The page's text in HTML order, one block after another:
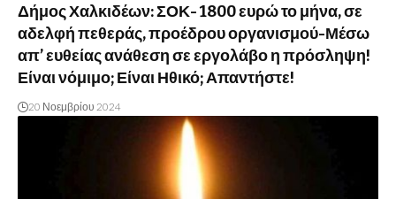
Δήμος Χαλκιδέων: ΣΟΚ- 1800 ευρώ το μήνα, σε
αδελφή πεθεράς, προέδρου οργανισμού-Μέσω
απ’ ευθείας ανάθεση σε εργολάβο η πρόσληψη!
Είναι νόμιμο; Είναι Ηθικό; Απαντήστε!
20 Νοεμβρίου 2024